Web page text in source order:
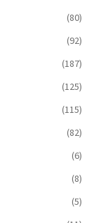
(80)
(92)
(187)
(125)
(115)
(82)
(6)
(8)
(5)